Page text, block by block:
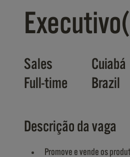
Sales
Cuiabá
Full-time
Brazil
Descrição da vaga
Promove e vende os